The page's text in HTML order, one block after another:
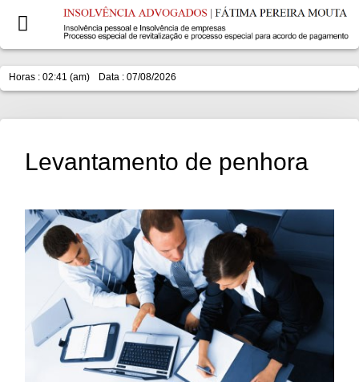
Horas : 02:41 (am) Data : 07/08/2026
Levantamento de penhora